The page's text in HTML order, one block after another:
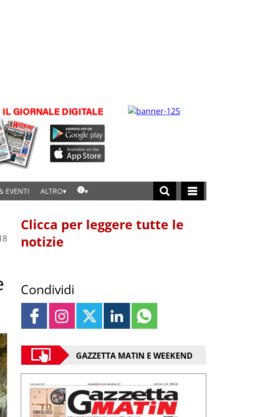
EVENTI ALTRO
Clicca per leggere tutte le
notizie
Condividi
GAZZETTA MATIN E WEEKEND